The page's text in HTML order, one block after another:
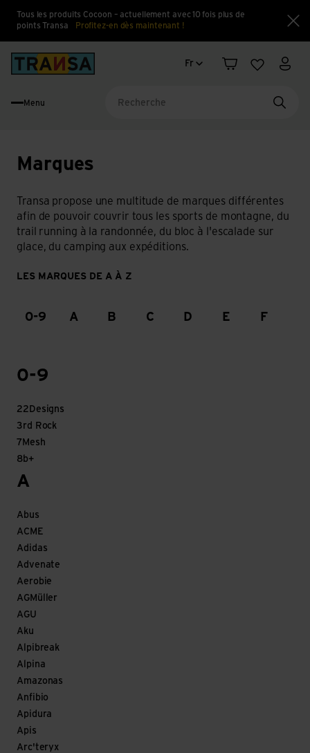
Tous les produits Cocoon – actuellement avec 10 fois plus de
points Transa
Profitez-en dès maintenant !
Changement de langue
Fr
PanierListe Mon
Menu
Marques
Transa propose une multitude de marques différentes
afin de pouvoir couvrir tous les sports de montagne, du
trail running à la randonnée, du bloc à l'escalade sur
glace, du camping aux expéditions.
LES MARQUES DE A À Z
0-9 A B C D E F
0-9
22Designs
3rd Rock
7Mesh
8b+
A
Abus
ACME
Adidas
Advenate
Aerobie
AGMüller
AGU
Aku
Alpibreak
Alpina
Amazonas
Anfibio
Apidura
Apis
Arc'teryx